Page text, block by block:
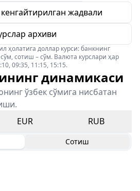
жадвали
архиви
ҳолатига доллар курси: банкнинг
сотиш – сўм. Валюта курслари ҳар
09:35, 11:15, 15:15.
динамикаси
ўзбек сўмига нисбатан
EUR RUB
Сотиш